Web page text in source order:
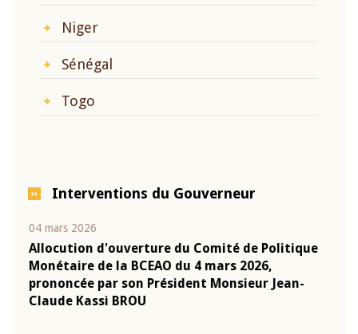
Niger
Sénégal
Togo
Interventions du Gouverneur
04 mars 2026
Allocution d'ouverture du Comité de Politique
Monétaire de la BCEAO du 4 mars 2026,
prononcée par son Président Monsieur Jean-
Claude Kassi BROU